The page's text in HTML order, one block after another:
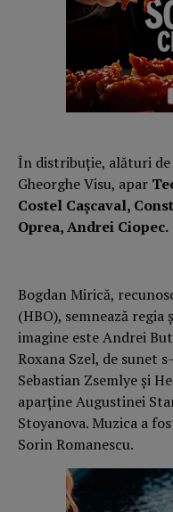
În distribuție, alături de
Gheorghe Visu, apar
Costel Cașcaval,
Oprea, Andrei Ciopec.
Bogdan Mirică,
(HBO), semnează
imagine este Andrei
Roxana Szel, de sunet
Sebastian Zsemlye și
aparține Augustinei
Stoyanova. Muzica a
Sorin Romanescu.